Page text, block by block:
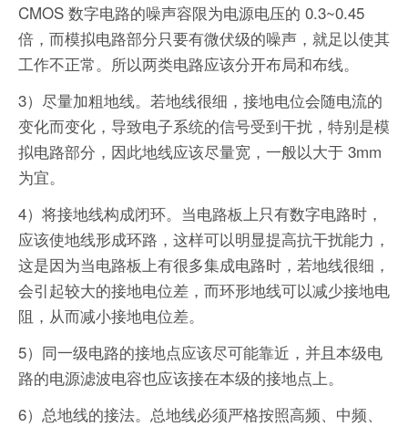
CMOS 数字电路的噪声容限为电源电压的 0.3~0.45
倍，而模拟电路部分只要有微伏级的噪声，就足以使其
工作不正常。所以两类电路应该分开布局和布线。
3）尽量加粗地线。若地线很细，接地电位会随电流的
变化而变化，导致电子系统的信号受到干扰，特别是模
拟电路部分，因此地线应该尽量宽，一般以大于 3mm
为宜。
4）将接地线构成闭环。当电路板上只有数字电路时，
应该使地线形成环路，这样可以明显提高抗干扰能力，
这是因为当电路板上有很多集成电路时，若地线很细，
会引起较大的接地电位差，而环形地线可以减少接地电
阻，从而减小接地电位差。
5）同一级电路的接地点应该尽可能靠近，并且本级电
路的电源滤波电容也应该接在本级的接地点上。
6）总地线的接法。总地线必须严格按照高频、中频、